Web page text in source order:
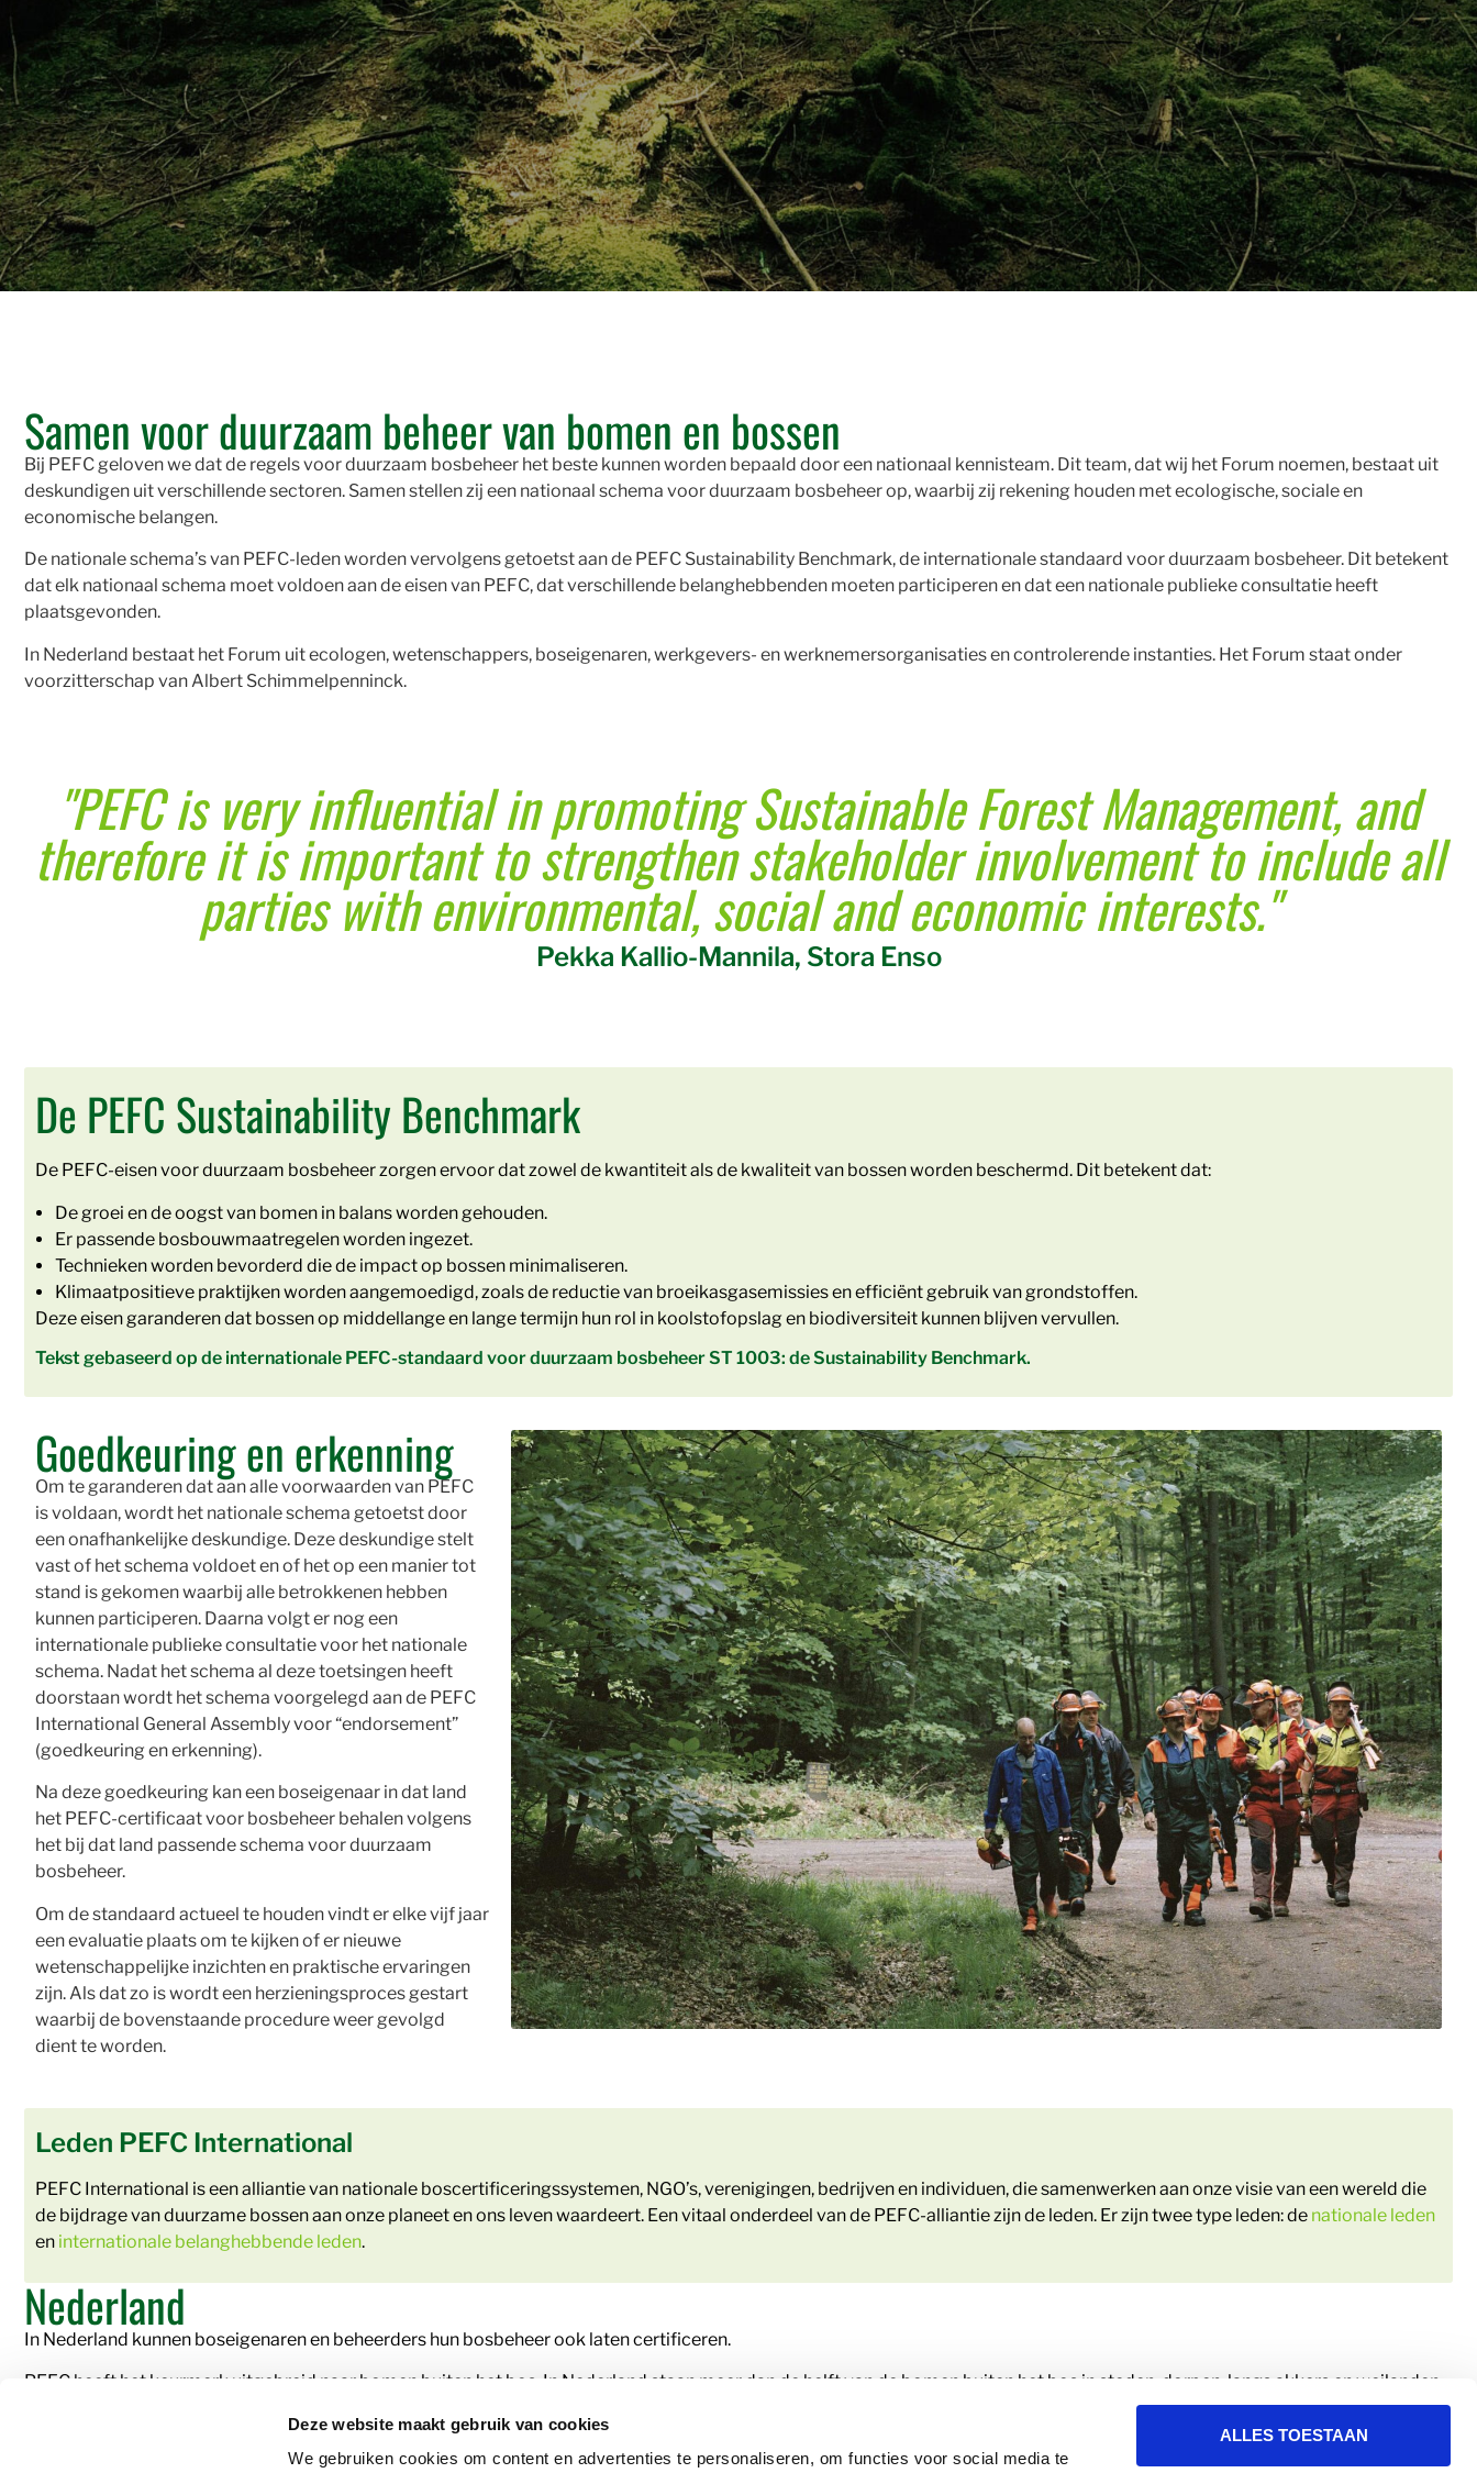
Deze website maakt gebruik van cookies
We gebruiken cookies om content en advertenties te personaliseren, om functies voor social media te
ALLES TOESTAAN
Samen voor duurzaam beheer van bomen en bossen
Bij PEFC geloven we dat de regels voor duurzaam bosbeheer het beste kunnen worden bepaald door een nationaal kennisteam. Dit team, dat wij het Forum noemen, bestaat uit
deskundigen uit verschillende sectoren. Samen stellen zij een nationaal schema voor duurzaam bosbeheer op, waarbij zij rekening houden met ecologische, sociale en
economische belangen.
De nationale schema’s van PEFC-leden worden vervolgens getoetst aan de PEFC Sustainability Benchmark, de internationale standaard voor duurzaam bosbeheer. Dit betekent
dat elk nationaal schema moet voldoen aan de eisen van PEFC, dat verschillende belanghebbenden moeten participeren en dat een nationale publieke consultatie heeft
plaatsgevonden.
In Nederland bestaat het Forum uit ecologen, wetenschappers, boseigenaren, werkgevers- en werknemersorganisaties en controlerende instanties. Het Forum staat onder
voorzitterschap van Albert Schimmelpenninck.
"PEFC is very influential in promoting Sustainable Forest Management, and
therefore it is important to strengthen stakeholder involvement to include all
parties with environmental, social and economic interests."
Pekka Kallio-Mannila, Stora Enso
De PEFC Sustainability Benchmark
De PEFC-eisen voor duurzaam bosbeheer zorgen ervoor dat zowel de kwantiteit als de kwaliteit van bossen worden beschermd. Dit betekent dat:
De groei en de oogst van bomen in balans worden gehouden.
Er passende bosbouwmaatregelen worden ingezet.
Technieken worden bevorderd die de impact op bossen minimaliseren.
Klimaatpositieve praktijken worden aangemoedigd, zoals de reductie van broeikasgasemissies en efficiënt gebruik van grondstoffen.
Deze eisen garanderen dat bossen op middellange en lange termijn hun rol in koolstofopslag en biodiversiteit kunnen blijven vervullen.
Tekst gebaseerd op de internationale PEFC-standaard voor duurzaam bosbeheer ST 1003: de Sustainability Benchmark.
Goedkeuring en erkenning
Om te garanderen dat aan alle voorwaarden van PEFC
is voldaan, wordt het nationale schema getoetst door
een onafhankelijke deskundige. Deze deskundige stelt
vast of het schema voldoet en of het op een manier tot
stand is gekomen waarbij alle betrokkenen hebben
kunnen participeren. Daarna volgt er nog een
internationale publieke consultatie voor het nationale
schema. Nadat het schema al deze toetsingen heeft
doorstaan wordt het schema voorgelegd aan de PEFC
International General Assembly voor “endorsement”
(goedkeuring en erkenning).
Na deze goedkeuring kan een boseigenaar in dat land
het PEFC-certificaat voor bosbeheer behalen volgens
het bij dat land passende schema voor duurzaam
bosbeheer.
Om de standaard actueel te houden vindt er elke vijf jaar
een evaluatie plaats om te kijken of er nieuwe
wetenschappelijke inzichten en praktische ervaringen
zijn. Als dat zo is wordt een herzieningsproces gestart
waarbij de bovenstaande procedure weer gevolgd
dient te worden.
Leden PEFC International
PEFC International is een alliantie van nationale boscertificeringssystemen, NGO’s, verenigingen, bedrijven en individuen, die samenwerken aan onze visie van een wereld die
de bijdrage van duurzame bossen aan onze planeet en ons leven waardeert. Een vitaal onderdeel van de PEFC-alliantie zijn de leden. Er zijn twee type leden: de nationale leden
en internationale belanghebbende leden.
Nederland
In Nederland kunnen boseigenaren en beheerders hun bosbeheer ook laten certificeren.
PEFC heeft het keurmerk uitgebreid naar bomen buiten het bos. In Nederland staan meer dan de helft van de bomen buiten het bos in steden, dorpen, langs akkers en weilanden,
Het PEFC certificaat is een krachtig middel om duurzaam beheer aantoonbaar te maken.